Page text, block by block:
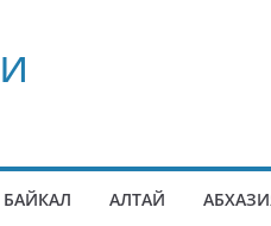
БАЙКАЛ АЛТАЙ